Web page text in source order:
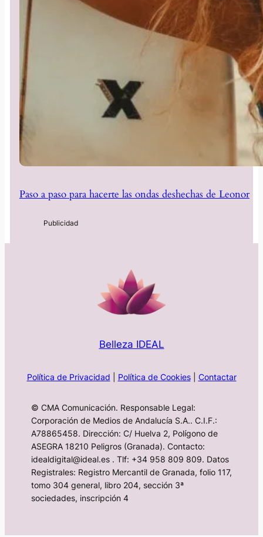
Paso a paso para hacerte las ondas deshechas de Leonor
Belleza IDEAL
Política de Privacidad Política de Cookies| Contactar
© CMA Comunicación. Responsable Legal:
Corporación de Medios de Andalucía S.A.. C.I.F.:
A78865458. Dirección: C/ Huelva 2, Polígono de
ASEGRA 18210 Peligros (Granada). Contacto:
idealdigital@ideal.es . Tlf: +34 958 809 809. Datos
Registrales: Registro Mercantil de Granada, folio 117,
tomo 304 general, libro 204, sección 3ª
sociedades, inscripción 4